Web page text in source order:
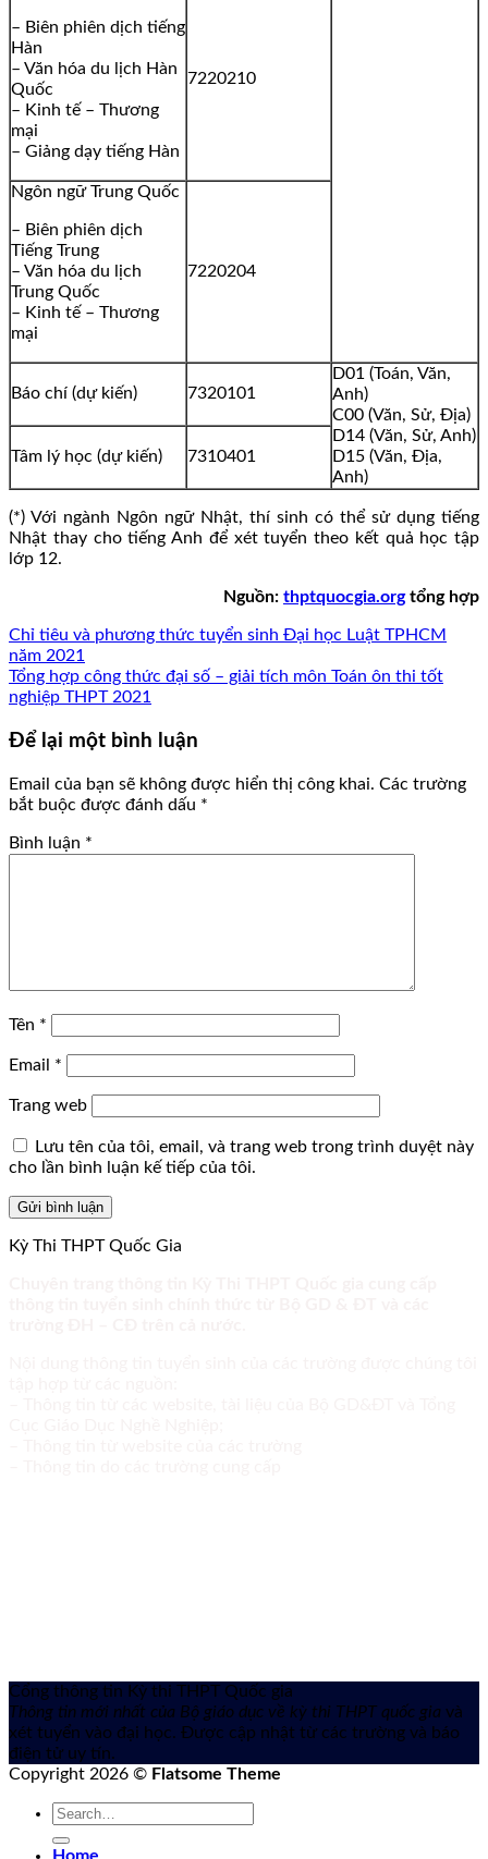
– Biên phiên dịch tiếng
Hàn
– Văn hóa du lịch Hàn
Quốc
– Kinh tế – Thương
mại
– Giảng dạy tiếng Hàn
7220210
Ngôn ngữ Trung Quốc
– Biên phiên dịch
Tiếng Trung
– Văn hóa du lịch
Trung Quốc
– Kinh tế – Thương
mại
7220204
Báo chí (dự kiến) 7320101
D01 (Toán, Văn,
Anh)
C00 (Văn, Sử, Địa)
D14 (Văn, Sử, Anh)
D15 (Văn, Địa,
Anh)
Tâm lý học (dự kiến) 7310401
(*) Với ngành Ngôn ngữ Nhật, thí sinh có thể sử dụng tiếng
Nhật thay cho tiếng Anh để xét tuyển theo kết quả học tập
lớp 12.
Nguồn: thptquocgia.orgtổng hợp
Chỉ tiêu và phương thức tuyển sinh Đại học Luật TPHCM
năm 2021
Tổng hợp công thức đại số – giải tích môn Toán ôn thi tốt
nghiệp THPT 2021
Để lại một bình luận
Email của bạn sẽ không được hiển thị công khai. Các trường
bắt buộc được đánh dấu *
Bình luận *
Tên *
Email *
Trang web
Lưu tên của tôi, email, và trang web trong trình duyệt này
cho lần bình luận kế tiếp của tôi.
Kỳ Thi THPT Quốc Gia
Cổng thông tin Kỳ thi THPT Quốc gia
Thông tin mới nhất của Bộ giáo dục về kỳ thi THPT quốc gia và
xét tuyển vào đại học. Được cập nhật từ các trường và báo
điện tử uy tín.
Copyright 2026 © Flatsome Theme
Home